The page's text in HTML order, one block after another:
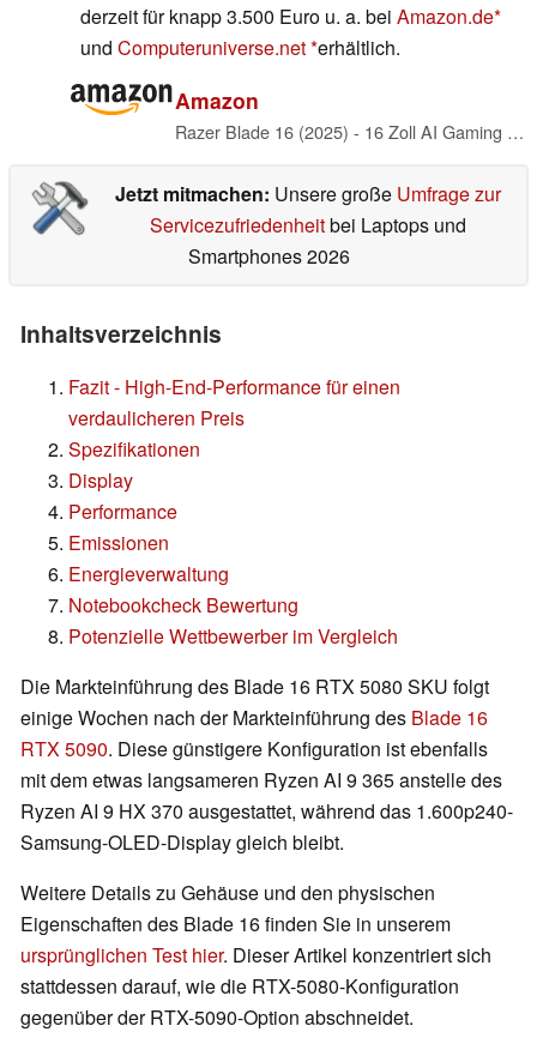
derzeit für knapp 3.500 Euro u. a. bei Amazon.de
und Computeruniverse.net erhältlich.
Amazon
Razer Blade 16 (2025) - 16 Zoll AI Gaming Laptop - NVIDIA GeForce RTX 5080 - AMD Ryzen AI 9 365-16" QHD+ 240Hz OLED Display - 32GB LPDDR5X 8000 MHz - 1TB SSD - QWERTZ DE-Layout | Schwarz
Jetzt mitmachen: Unsere große Umfrage zur
Servicezufriedenheitbei Laptops und
Smartphones 2026
Inhaltsverzeichnis
Fazit - High-End-Performance für einen
verdaulicheren Preis
Spezifikationen
Display
Performance
Emissionen
Energieverwaltung
Notebookcheck Bewertung
Potenzielle Wettbewerber im Vergleich
Die Markteinführung des Blade 16 RTX 5080 SKU folgt
einige Wochen nach der Markteinführung des Blade 16
RTX 5090. Diese günstigere Konfiguration ist ebenfalls
mit dem etwas langsameren Ryzen AI 9 365 anstelle des
Ryzen AI 9 HX 370 ausgestattet, während das 1.600p240-
Samsung-OLED-Display gleich bleibt.
Weitere Details zu Gehäuse und den physischen
Eigenschaften des Blade 16 finden Sie in unserem
ursprünglichen Test hier. Dieser Artikel konzentriert sich
stattdessen darauf, wie die RTX-5080-Konfiguration
gegenüber der RTX-5090-Option abschneidet.